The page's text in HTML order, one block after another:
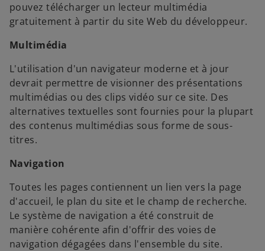
pouvez télécharger un lecteur multimédia
gratuitement à partir du site Web du développeur.
Multimédia
L'utilisation d'un navigateur moderne et à jour
devrait permettre de visionner des présentations
multimédias ou des clips vidéo sur ce site. Des
alternatives textuelles sont fournies pour la plupart
des contenus multimédias sous forme de sous-
titres.
Navigation
Toutes les pages contiennent un lien vers la page
d'accueil, le plan du site et le champ de recherche.
Le système de navigation a été construit de
manière cohérente afin d'offrir des voies de
navigation dégagées dans l'ensemble du site.